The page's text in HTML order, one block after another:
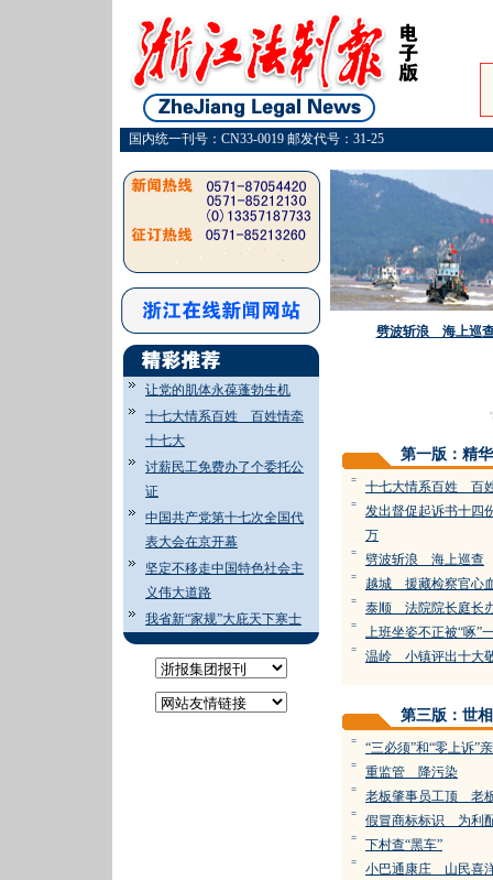
国内统一刊号：CN33-0019 邮发代号：31-25
让党的肌体永葆蓬勃生机
十七大情系百姓 百姓情牵
十七大
讨薪民工免费办了个委托公
证
中国共产党第十七次全国代
表大会在京开幕
坚定不移走中国特色社会主
义伟大道路
我省新“家规”大庇天下寒士
劈波斩浪 海上巡
第一版：精
= 十七大情系百姓 百
=
发出督促起诉书十
万
= 劈波斩浪 海上巡查
= 越城 援藏检察官心
= 泰顺 法院院长庭长
= 上班坐姿不正被“啄”
= 温岭 小镇评出十大
第三版：世相
= “三必须”和“零上诉”
= 重监管 降污染
= 老板肇事员工顶 老
= 假冒商标标识 为利
= 下村查“黑车”
= 小巴通康庄 山民喜